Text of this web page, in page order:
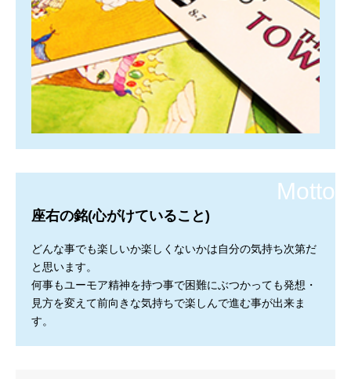
座右の銘(心がけていること)
どんな事でも楽しいか楽しくないかは自分の気持ち次第だ
と思います。
何事もユーモア精神を持つ事で困難にぶつかっても発想・
見方を変えて前向きな気持ちで楽しんで進む事が出来ま
す。